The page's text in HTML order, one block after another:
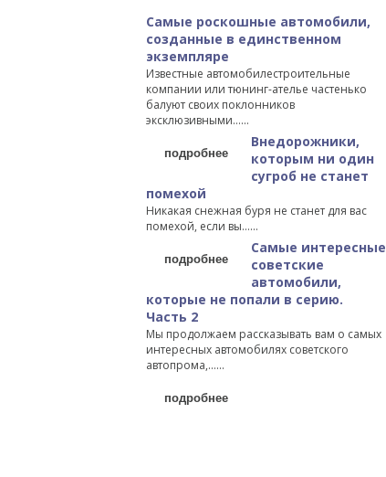
Самые роскошные автомобили,
созданные в единственном
экземпляре
Известные автомобилестроительные
компании или тюнинг-ателье частенько
балуют своих поклонников
эксклюзивными…...
подробнее
Внедорожники,
которым ни один
сугроб не станет
помехой
Никакая снежная буря не станет для вас
помехой, если вы…...
подробнее
Самые интересные
советские
автомобили,
которые не попали в серию.
Часть 2
Мы продолжаем рассказывать вам о самых
интересных автомобилях советского
автопрома,…...
подробнее